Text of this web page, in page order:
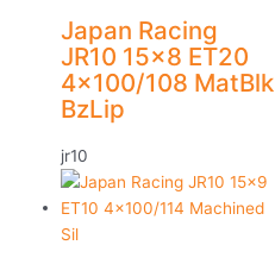
Japan Racing
JR10 15×8 ET20
4×100/108 MatBlk
BzLip
jr10